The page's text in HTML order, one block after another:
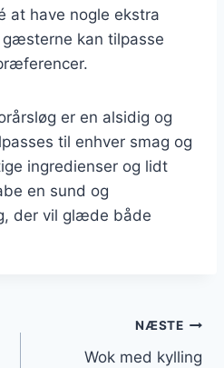
at have nogle ekstra
kan tilpasse
er en alsidig og
til enhver smag og
ingredienser og lidt
en sund og
der vil glæde både
NÆSTE
Wok med kylling